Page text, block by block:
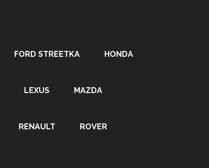
FORD STREETKA HONDA
LEXUS MAZDA
RENAULT ROVER